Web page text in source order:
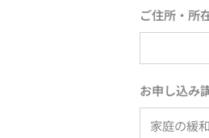
ご住所・所
お申し込み